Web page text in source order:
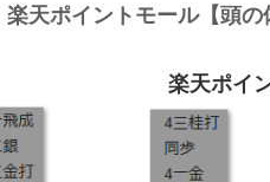
楽天ポイントモール【頭
楽天ポイ